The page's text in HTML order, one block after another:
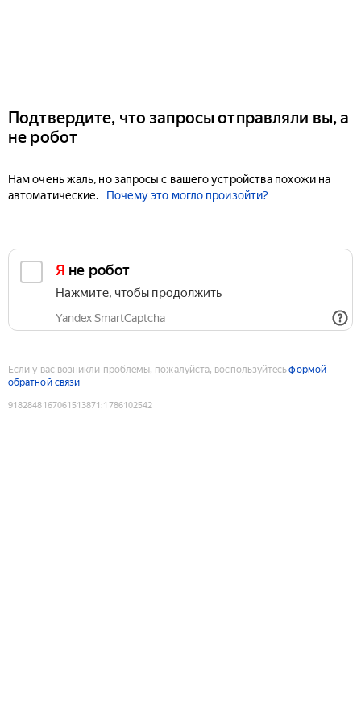
Подтвердите, что запросы отправляли вы, а
не робот
Нам очень жаль, но запросы с вашего устройства похожи на
автоматические.
Почему это могло произойти?
Я не робот
Нажмите, чтобы продолжить
Yandex SmartCaptcha
Если у вас возникли проблемы, пожалуйста, воспользуйтесьформой
обратной связи
9182848167061513871 :1786102542